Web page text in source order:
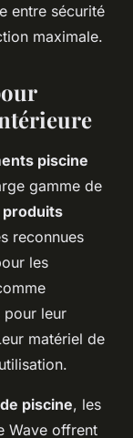
entre sécurité
maximale.
piscine
gamme de
produits
reconnues
les
pour leur
matériel de
piscine, les
Wave offrent